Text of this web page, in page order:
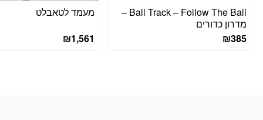
Ball Track – Follow The Ball –
מדרון כדורים
₪385
מעמד לטאבלט
₪1,561